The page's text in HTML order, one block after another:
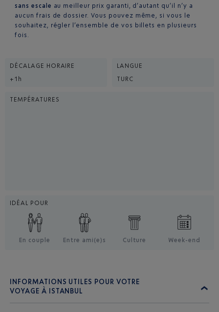
sans escale au meilleur prix garanti, d’autant qu’il n’y a
aucun frais de dossier. Vous pouvez même, si vous le
souhaitez, régler l’ensemble de vos billets en plusieurs
fois.
DÉCALAGE HORAIRE
+1h
LANGUE
TURC
TEMPÉRATURES
IDÉAL POUR
En couple Entre ami(e)s Culture Week-end
INFORMATIONS UTILES POUR VOTRE
VOYAGE À ISTANBUL